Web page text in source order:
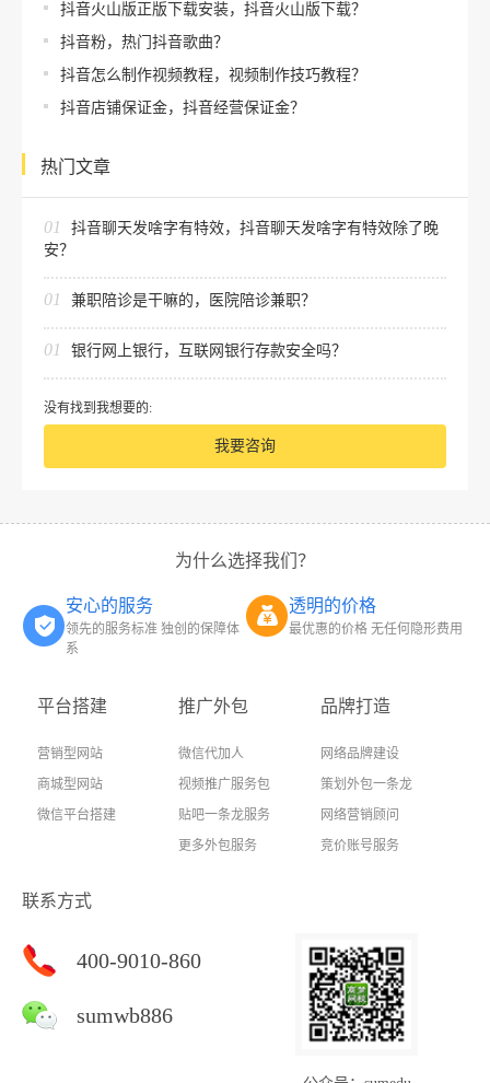
抖音火山版正版下载安装，抖音火山版下载？
抖音粉，热门抖音歌曲？
抖音怎么制作视频教程，视频制作技巧教程？
抖音店铺保证金，抖音经营保证金？
热门文章
01
抖音聊天发啥字有特效，抖音聊天发啥字有特效除了晚
安？
01 兼职陪诊是干嘛的，医院陪诊兼职？
01 银行网上银行，互联网银行存款安全吗？
没有找到我想要的:
我要咨询
为什么选择我们？
安心的服务
领先的服务标准 独创的保障体
系
透明的价格
最优惠的价格 无任何隐形费用
平台搭建
营销型网站
商城型网站
微信平台搭建
推广外包
微信代加人
视频推广服务包
贴吧一条龙服务
更多外包服务
品牌打造
网络品牌建设
策划外包一条龙
网络营销顾问
竞价账号服务
联系方式
400-9010-860
sumwb886